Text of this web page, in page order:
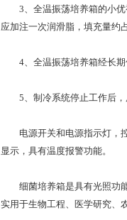
3、全温振荡培养箱的小优
应加注一次润滑脂，填充量约
4、全温振荡培养箱经长期使
5、制冷系统停止工作后
电源开关和电源指示灯，
显示，具有温度报警功能。
细菌培养箱是具有光照功能的高
实用于生物工程、医学研究、